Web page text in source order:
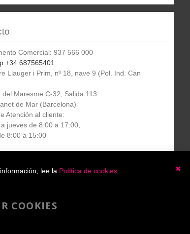
Comercial: 937 566 000
+34 687565401
Llauger i Prim, nº 18, nave 9 (Pol. Ind. Can
del Maresme C-32, Salida 113
de Mar (Barcelona)
Atención al cliente:
jueves de 8:00 a 17:00,
8:00 a 15:00
informativo
lee la Política de cookies
COOKIES